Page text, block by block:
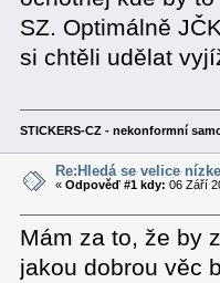
SZ. Optimálně
si chtěli udělat
STICKERS-CZ - nekonformní
Re:Hledá se velice
«Odpověď #1 kdy: 06 Září
Mám za to, že by
jakou dobrou věc